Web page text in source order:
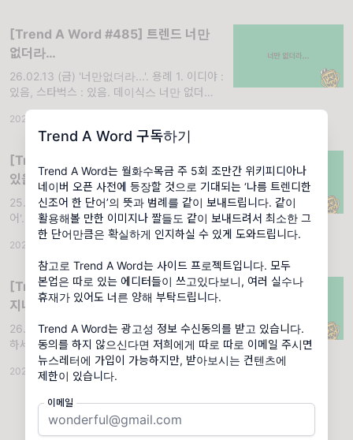
Trend A Word 구독하기
Trend A Word는 월화수목금 주 5회 조만간 위키피디아나
네이버 오픈 사전에 등장할 것으로 기대되는 ‘나름 트렌디한
신조어 한 단어’의 뜻과 범례를 같이 보내드립니다. 같이
활용해볼 만한 이미지나 짤들도 같이 보내드려서 최소한 그
한 단어만큼은 확실하게 인지하실 수 있게 도와드립니다.
참고로 Trend A Word는 사이드 프로젝트입니다. 모두
본업은 따로 있는 에디터들이 쓰고있다보니, 여러 실수나
휴재가 있어도 너른 양해 부탁드립니다.
Trend A Word는 광고성 정보 수신동의를 받고 있습니다.
동의를 하지 않으신다면 저희에게 따로 따로 이메일 주시면
뉴스레터에 가입이 가능하지만, 받아보시는 컨텐츠에
제한이 있습니다.
이메일
[Trend A Word #485] 트렌드 너만
없더라…
26.02.13 (금) '너만없더라...'. 용례 1. 이디야 :
있음, 스타벅스 : 있음. 데이식스 너만 없더라…
황 OO 씨
2026.02.13
[Trend A Word #375] 나빼고 다 웃고
있을 때 홍진경을 소환하자!
25.02.06 (목) '지금저기서웃긴상황이뭐가있
어'. 용례 1. 출근해서 웃긴 상황이 뭐가 있어 소
OO 씨
2025.02.06
[Trend A Word #486] 트렌드가 슝
지나가버렸습니다!
26.02.19 (목) '트렌드보부상특집'. 활용 안녕
하세요, 에디터 문문입니다. 트워드를 쓰다 보
면 어느정도 유행일 때
2026.02.19 · 조회 6K